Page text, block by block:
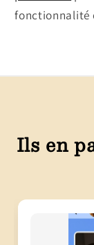
fonctionnalité
Ils en